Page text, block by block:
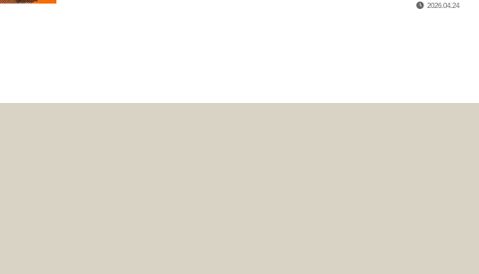
2026.04.24